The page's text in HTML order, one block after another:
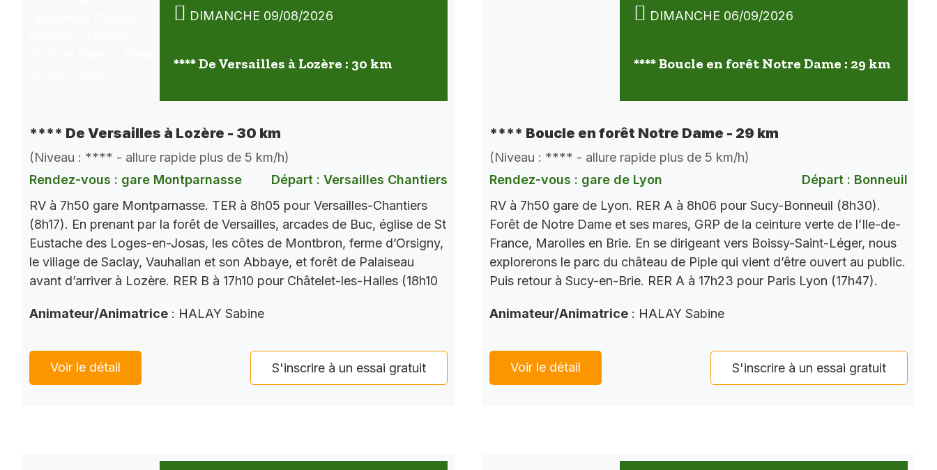
DIMANCHE 09/08/2026
**** De Versailles à Lozère : 30 km
**** De Versailles à Lozère - 30 km
(Niveau : **** - allure rapide plus de 5 km/h)
Rendez-vous : gare Montparnasse
Départ : Versailles Chantiers
RV à 7h50 gare Montparnasse. TER à 8h05 pour Versailles-Chantiers
(8h17). En prenant par la forêt de Versailles, arcades de Buc, église de St
Eustache des Loges-en-Josas, les côtes de Montbron, ferme d’Orsigny,
le village de Saclay, Vauhallan et son Abbaye, et forêt de Palaiseau
avant d’arriver à Lozère. RER B à 17h10 pour Châtelet-les-Halles (18h10
Animateur/Animatrice : HALAY Sabine
Voir le détail S'inscrire à un essai gratuit
DIMANCHE 06/09/2026
**** Boucle en forêt Notre Dame : 29 km
**** Boucle en forêt Notre Dame - 29 km
(Niveau : **** - allure rapide plus de 5 km/h)
Rendez-vous : gare de Lyon
Départ : Bonneuil
RV à 7h50 gare de Lyon. RER A à 8h06 pour Sucy-Bonneuil (8h30).
Forêt de Notre Dame et ses mares, GRP de la ceinture verte de l’Ile-de-
France, Marolles en Brie. En se dirigeant vers Boissy-Saint-Léger, nous
explorerons le parc du château de Piple qui vient d’être ouvert au public.
Puis retour à Sucy-en-Brie. RER A à 17h23 pour Paris Lyon (17h47).
Animateur/Animatrice : HALAY Sabine
Voir le détail S'inscrire à un essai gratuit